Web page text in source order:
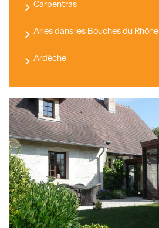
Carpentras
Arles dans les Bouches du Rhône
Ardèche